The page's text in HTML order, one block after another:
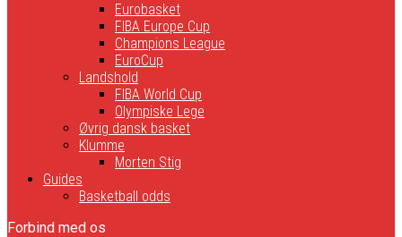
Eurobasket
FIBA Europe Cup
Champions League
EuroCup
Landshold
FIBA World Cup
Olympiske Lege
Øvrig dansk basket
Klumme
Morten Stig
Guides
Basketball odds
Forbind med os